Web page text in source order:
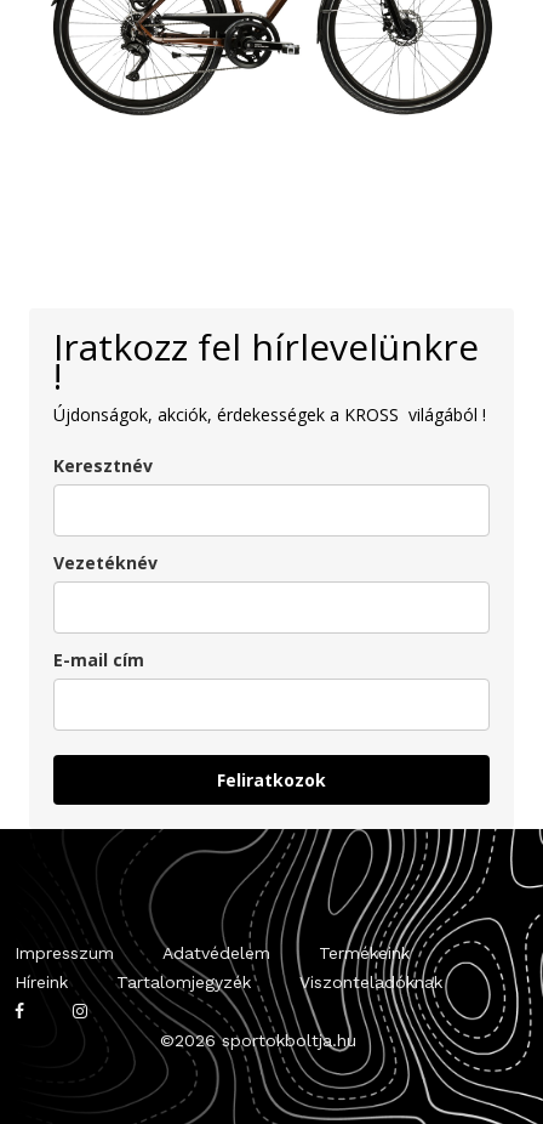
Iratkozz fel hírlevelünkre
!
Újdonságok, akciók, érdekességek a KROSS világából !
Keresztnév
Vezetéknév
E-mail cím
Feliratkozok
Impresszum Adatvédelem
Termékeink
Híreink
Tartalomjegyzék Viszonteladóknak
©2026 sportokboltja.hu